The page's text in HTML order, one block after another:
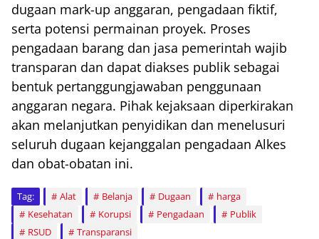
dugaan mark-up anggaran, pengadaan fiktif,
serta potensi permainan proyek. Proses
pengadaan barang dan jasa pemerintah wajib
transparan dan dapat diakses publik sebagai
bentuk pertanggungjawaban penggunaan
anggaran negara. Pihak kejaksaan diperkirakan
akan melanjutkan penyidikan dan menelusuri
seluruh dugaan kejanggalan pengadaan Alkes
dan obat-obatan ini.
Tag: Alat Belanja Dugaan
harga
Kesehatan
Korupsi Pengadaan
Publik
RSUD
Transparansi